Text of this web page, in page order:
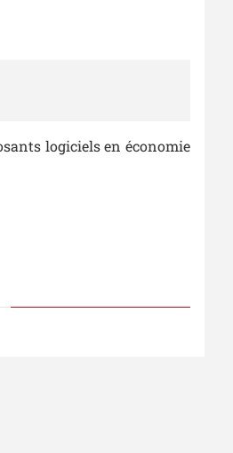
logiciels en économie